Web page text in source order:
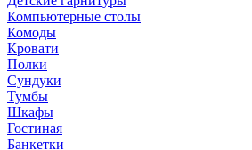
Компьютерные столы
Комоды
Кровати
Полки
Сундуки
Тумбы
Шкафы
Гостиная
Банкетки